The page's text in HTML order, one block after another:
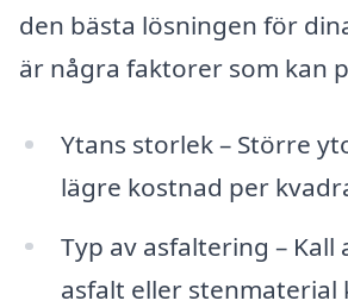
den bästa lösningen för
är några faktorer som kan
Ytans storlek – Större
lägre kostnad per
Typ av asfaltering – Kall
asfalt eller stenmaterial